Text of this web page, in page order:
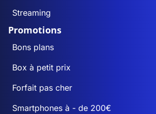
Streaming
Promotions
Bons plans
Box à petit prix
Forfait pas cher
Smartphones à - de 200€